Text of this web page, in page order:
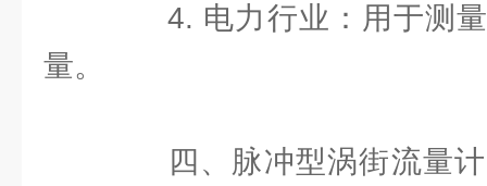
4. 电力行业：用于测量
量。
四、脉冲型涡街流量计